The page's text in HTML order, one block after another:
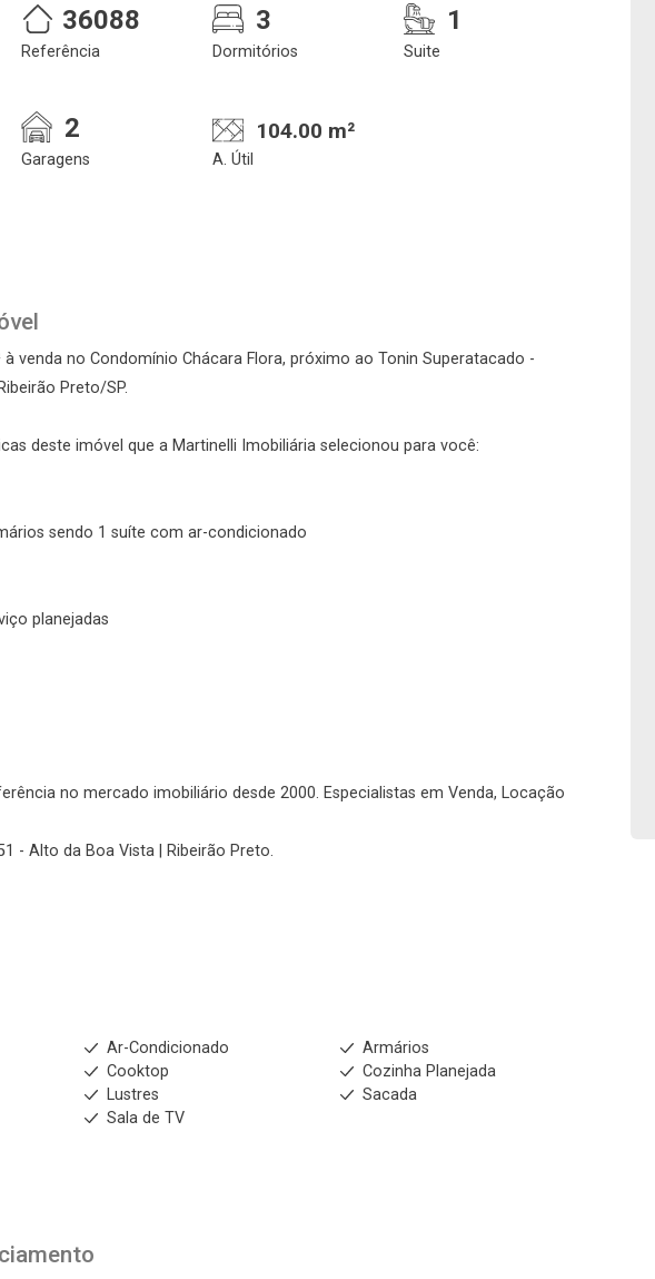
36088
Referência
3
Dormitórios
1
Suite
2
Garagens
104.00 m²
A. Útil
venda no Condomínio Chácara Flora, próximo ao Tonin Superatacado -
Preto/SP.
deste imóvel que a Martinelli Imobiliária selecionou para você:
sendo 1 suíte com ar-condicionado
planejadas
no mercado imobiliário desde 2000. Especialistas em Venda, Locação
- Alto da Boa Vista | Ribeirão Preto.
Ar-Condicionado
Armários
Cooktop
Cozinha Planejada
Lustres
Sacada
Sala de TV
senha